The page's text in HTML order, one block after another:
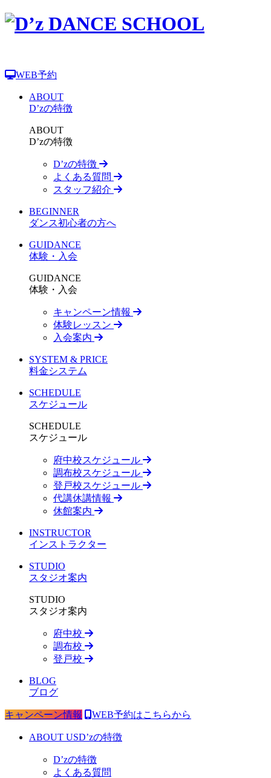
WEB予約
ABOUT
D’zの特徴
ABOUT
D’zの特徴
D’zの特徴
よくある質問
スタッフ紹介
BEGINNER
ダンス初心者の方へ
GUIDANCE
体験・入会
GUIDANCE
体験・入会
キャンペーン情報
体験レッスン
入会案内
SYSTEM & PRICE
料金システム
SCHEDULE
スケジュール
SCHEDULE
スケジュール
府中校スケジュール
調布校スケジュール
登戸校スケジュール
代講休講情報
休館案内
INSTRUCTOR
インストラクター
STUDIO
スタジオ案内
STUDIO
スタジオ案内
府中校
調布校
登戸校
BLOG
ブログ
キャンペーン情報 WEB予約はこちらから
ABOUT USD’zの特徴
D’zの特徴
よくある質問